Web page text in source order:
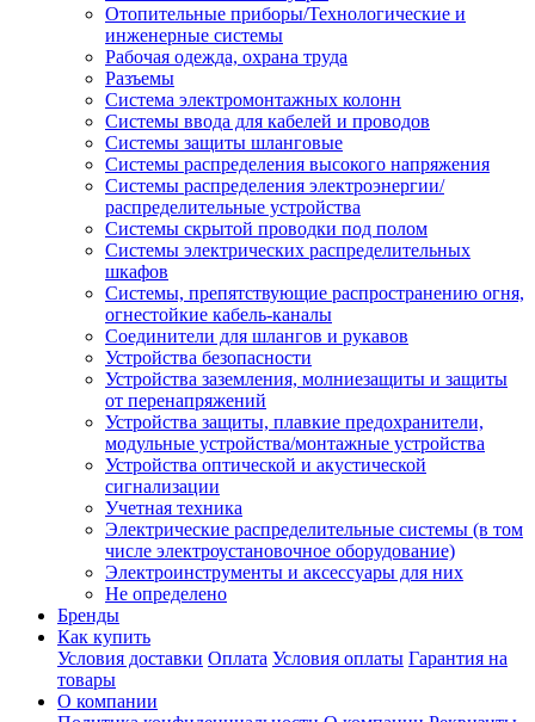
Отопительные приборы/Технологические и
инженерные системы
Рабочая одежда, охрана труда
Разъемы
Система электромонтажных колонн
Системы ввода для кабелей и проводов
Системы защиты шланговые
Системы распределения высокого напряжения
Системы распределения электроэнергии/
распределительные устройства
Системы скрытой проводки под полом
Системы электрических распределительных
шкафов
Системы, препятствующие распространению огня,
огнестойкие кабель-каналы
Соединители для шлангов и рукавов
Устройства безопасности
Устройства заземления, молниезащиты и защиты
от перенапряжений
Устройства защиты, плавкие предохранители,
модульные устройства/монтажные устройства
Устройства оптической и акустической
сигнализации
Учетная техника
Электрические распределительные системы (в том
числе электроустановочное оборудование)
Электроинструменты и аксессуары для них
Не определено
Бренды
Как купить
Условия доставки Оплата Условия оплаты Гарантия на
товары
О компании